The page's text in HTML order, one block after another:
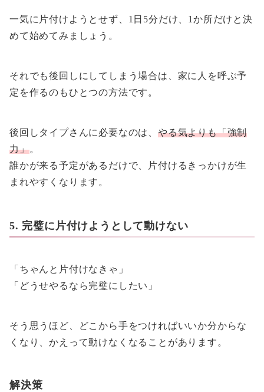
一気に片付けようとせず、1日5分だけ、1か所だけと決
めて始めてみましょう。
それでも後回しにしてしまう場合は、家に人を呼ぶ予
定を作るのもひとつの方法です。
後回しタイプさんに必要なのは、やる気よりも「強制
力」。
誰かが来る予定があるだけで、片付けるきっかけが生
まれやすくなります。
5. 完璧に片付けようとして動けない
「ちゃんと片付けなきゃ」
「どうせやるなら完璧にしたい」
そう思うほど、どこから手をつければいいか分からな
くなり、かえって動けなくなることがあります。
解決策